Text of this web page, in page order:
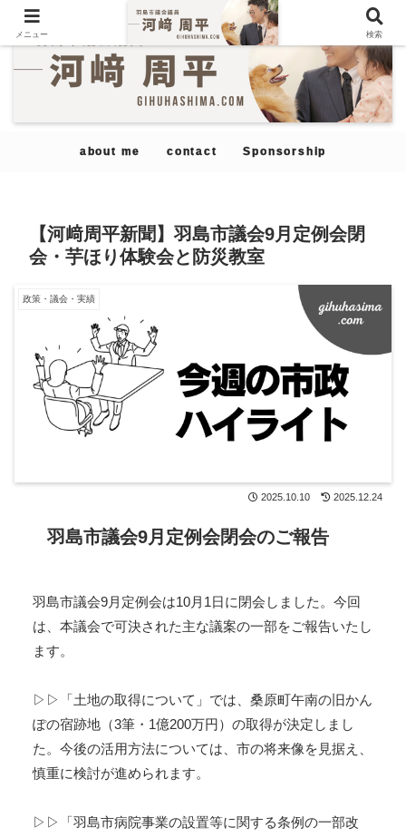
about me contact Sponsorship
【河﨑周平新聞】羽島市議会9月定例会閉
会・芋ほり体験会と防災教室
政策・議会・実績
2025.10.10 2025.12.24
羽島市議会9月定例会閉会のご報告
羽島市議会9月定例会は10月1日に閉会しました。今回
は、本議会で可決された主な議案の一部をご報告いたし
ます。
▷▷「土地の取得について」では、桑原町午南の旧かん
ぽの宿跡地（3筆・1億200万円）の取得が決定しまし
た。今後の活用方法については、市の将来像を見据え、
慎重に検討が進められます。
▷▷「羽島市病院事業の設置等に関する条例の一部改
メニュー 検索